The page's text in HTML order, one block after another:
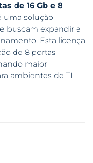
de 16 Gb e 8
uma solução
buscam expandir e
Esta licença
de 8 portas
maior
ambientes de TI